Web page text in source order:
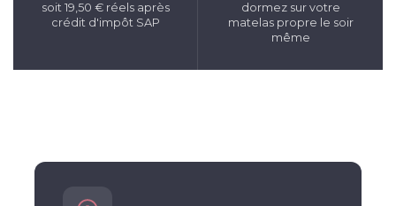
soit 19,50 € réels après
crédit d'impôt SAP
dormez sur votre
matelas propre le soir
même